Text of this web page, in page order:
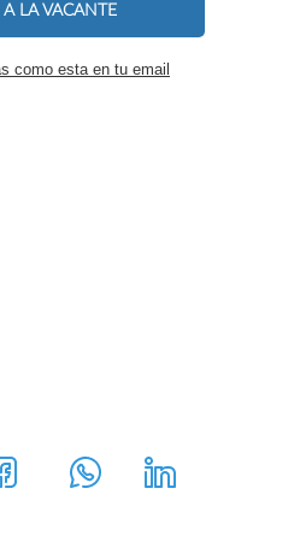
LA VACANTE
como esta en tu email